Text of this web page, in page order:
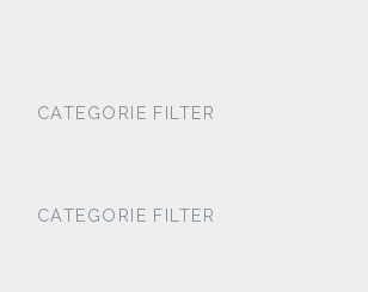
CATEGORIE FILTER
CATEGORIE FILTER